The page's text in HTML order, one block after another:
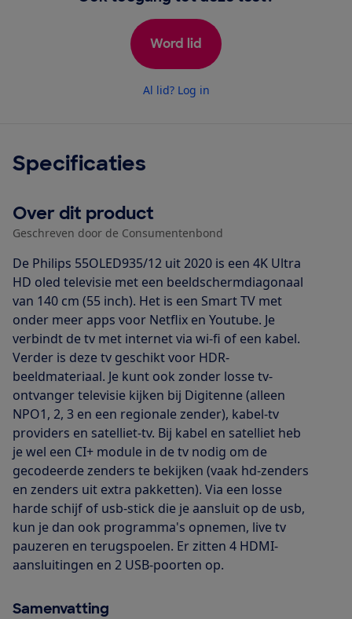
Word lid
Al lid? Log in
Specificaties
Over dit product
Geschreven door de Consumentenbond
De Philips 55OLED935/12 uit 2020 is een 4K Ultra
HD oled televisie met een beeldschermdiagonaal
van 140 cm (55 inch). Het is een Smart TV met
onder meer apps voor Netflix en Youtube. Je
verbindt de tv met internet via wi-fi of een kabel.
Verder is deze tv geschikt voor HDR-
beeldmateriaal. Je kunt ook zonder losse tv-
ontvanger televisie kijken bij Digitenne (alleen
NPO1, 2, 3 en een regionale zender), kabel-tv
providers en satelliet-tv. Bij kabel en satelliet heb
je wel een CI+ module in de tv nodig om de
gecodeerde zenders te bekijken (vaak hd-zenders
en zenders uit extra pakketten). Via een losse
harde schijf of usb-stick die je aansluit op de usb,
kun je dan ook programma's opnemen, live tv
pauzeren en terugspoelen. Er zitten 4 HDMI-
aansluitingen en 2 USB-poorten op.
Samenvatting